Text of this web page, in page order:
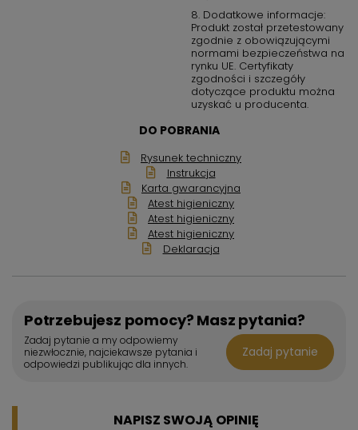
8. Dodatkowe informacje:
Produkt został przetestowany
zgodnie z obowiązującymi
normami bezpieczeństwa na
rynku UE. Certyfikaty
zgodności i szczegóły
dotyczące produktu można
uzyskać u producenta.
DO POBRANIA
Rysunek techniczny
Instrukcja
Karta gwarancyjna
Atest higieniczny
Atest higieniczny
Atest higieniczny
Deklaracja
Potrzebujesz pomocy? Masz pytania?
Zadaj pytanie a my odpowiemy
niezwłocznie, najciekawsze pytania i
odpowiedzi publikując dla innych.
Zadaj pytanie
NAPISZ SWOJĄ OPINIĘ